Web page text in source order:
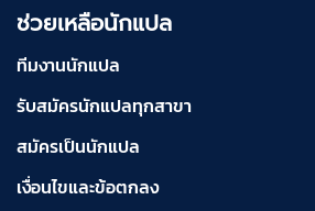
ช่วยเหลือนักแปล
ทีมงานนักแปล
รับสมัครนักแปลทุกสาขา
สมัครเป็นนักแปล
เงื่อนไขและข้อตกลง